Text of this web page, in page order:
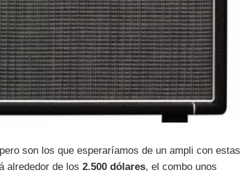
son los que esperaríamos de un ampli con estas
alrededor de los 2.500 dólares, el combo unos